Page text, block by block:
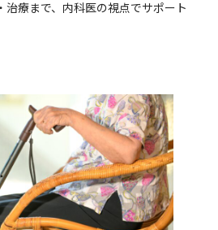
治療まで、内科医の視点でサポート